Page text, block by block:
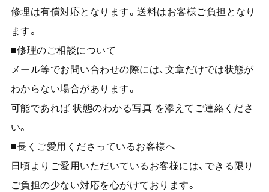
修理は有償対応となります。送料はお客様ご負担となり
ます。
■修理のご相談について
メール等でお問い合わせの際には、文章だけでは状態が
わからない場合があります。
可能であれば 状態のわかる写真 を添えてご連絡くださ
い。
■長くご愛用くださっているお客様へ
日頃よりご愛用いただいているお客様には、できる限り
ご負担の少ない対応を心がけております。